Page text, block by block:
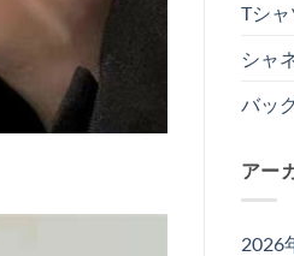
Tシャ
シャ
バッ
アー
2026